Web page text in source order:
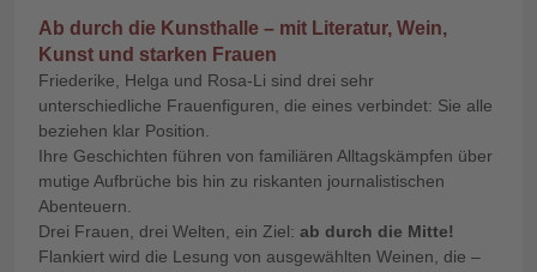
Ab durch die Kunsthalle – mit Literatur, Wein,
Kunst und starken Frauen
Friederike, Helga und Rosa-Li sind drei sehr
unterschiedliche Frauenfiguren, die eines verbindet: Sie alle
beziehen klar Position.
Ihre Geschichten führen von familiären Alltagskämpfen über
mutige Aufbrüche bis hin zu riskanten journalistischen
Abenteuern.
Drei Frauen, drei Welten, ein Ziel: ab durch die Mitte!
Flankiert wird die Lesung von ausgewählten Weinen, die –